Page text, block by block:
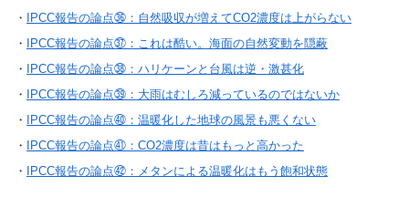
・
IPCC報告の論点㊱：自然吸収が増えてCO2濃度は上がらない
・
IPCC報告の論点㊲：これは酷い。海面の自然変動を隠蔽
・
IPCC報告の論点㊳：ハリケーンと台風は逆・激甚化
・
IPCC報告の論点㊴：大雨はむしろ減っているのではないか
・
IPCC報告の論点㊵：温暖化した地球の風景も悪くない
・
IPCC報告の論点㊶：CO2濃度は昔はもっと高かった
・
IPCC報告の論点㊷：メタンによる温暖化はもう飽和状態